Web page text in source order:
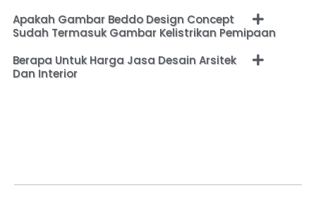
Apakah Gambar Beddo Design Concept
Sudah Termasuk Gambar Kelistrikan Pemipaan
Berapa Untuk Harga Jasa Desain Arsitek
Dan Interior